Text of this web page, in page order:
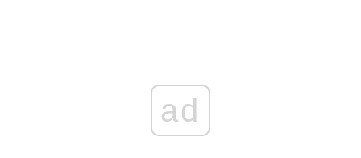
ad